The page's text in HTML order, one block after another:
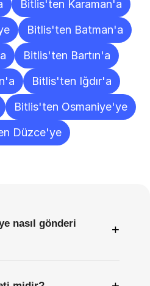
Bitlis'ten Karaman'a
Bitlis'ten Batman'a
Bitlis'ten Bartın'a
Bitlis'ten Iğdır'a
Bitlis'ten Osmaniye'ye
Düzce'ye
nasıl gönderi
+